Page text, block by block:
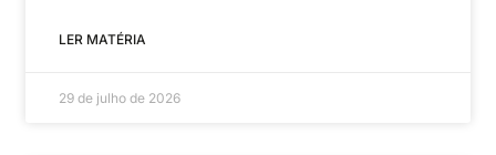
LER MATÉRIA
29 de julho de 2026